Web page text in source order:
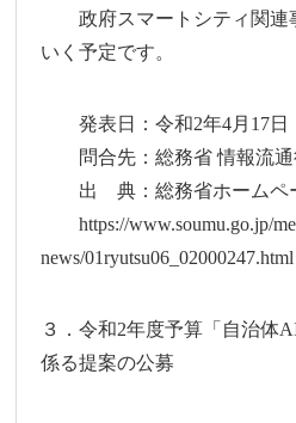
政府スマートシティ関連
いく予定です。
発表日：令和2年4月17日
問合先：総務省 情報流通
出 典：総務省ホームペ
https://www.soumu.go.jp/
news/01ryutsu06_02000247.html
３．令和2年度予算「自治体
係る提案の公募